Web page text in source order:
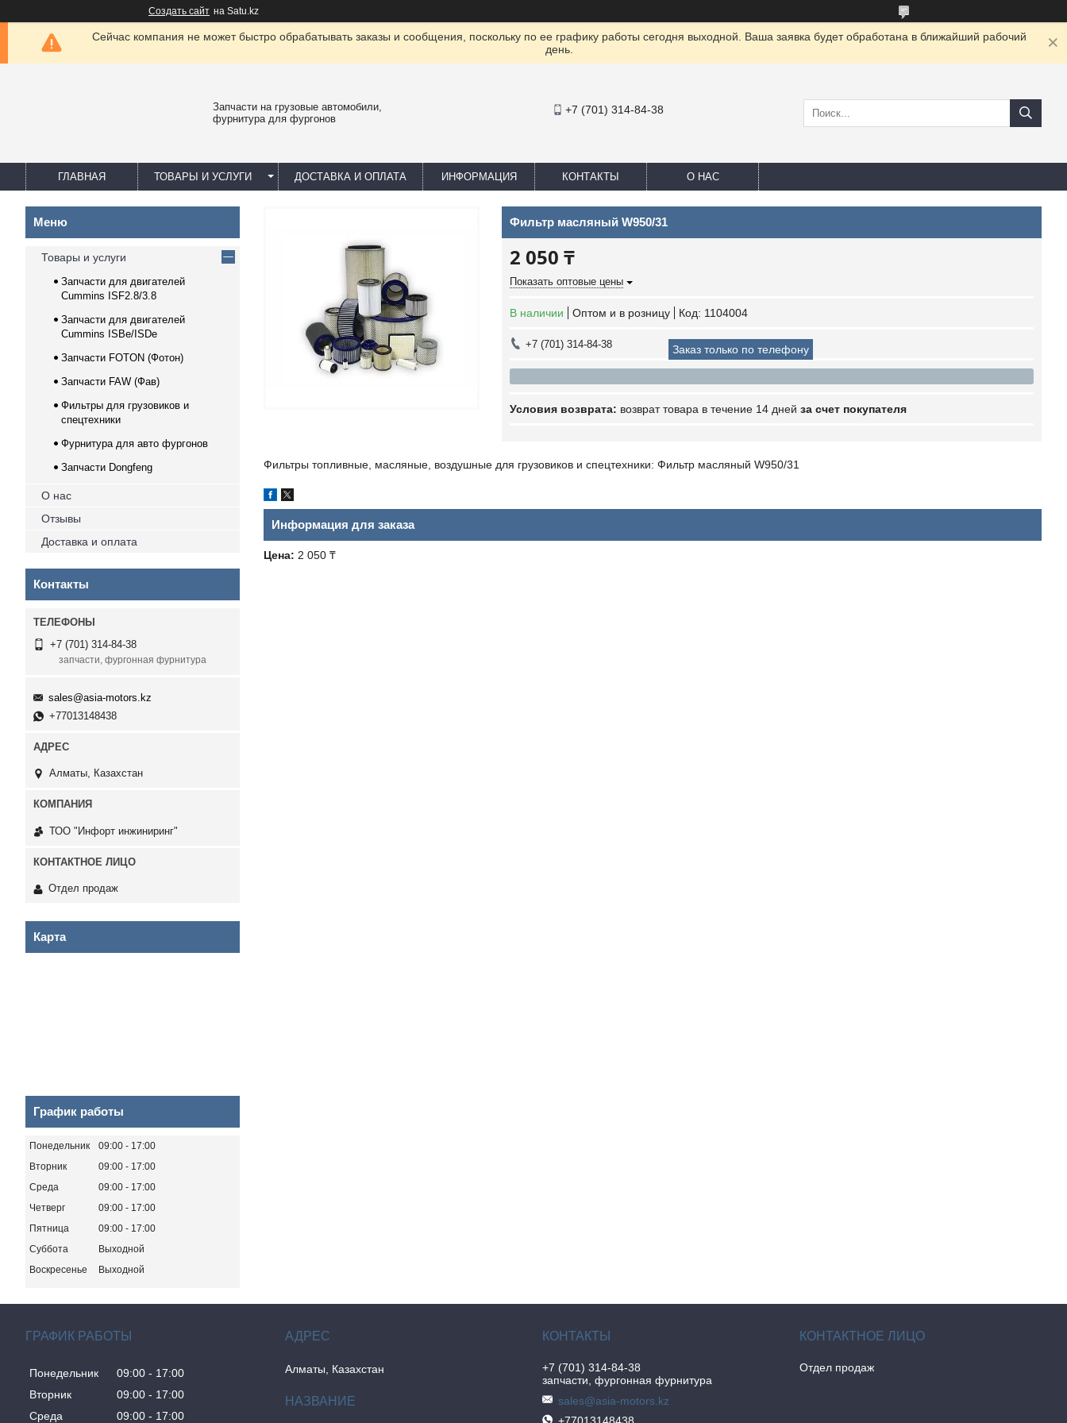
Создать сайт на Satu.kz
Сейчас компания не может быстро обрабатывать заказы и сообщения, поскольку по ее графику работы сегодня выходной. Ваша заявка будет обработана в ближайший рабочий
день.
Запчасти на грузовые автомобили,
фурнитура для фургонов
+7 (701) 314-84-38
ГЛАВНАЯ ТОВАРЫ И УСЛУГИ ДОСТАВКА И ОПЛАТА ИНФОРМАЦИЯ КОНТАКТЫ О НАС
Фильтр масляный W950/31
2 050 ₸
Показать оптовые цены
В наличии Оптом и в розницу Код: 1104004
+7 (701) 314-84-38 Заказ только по телефону
возврат товара в течение 14 дней за счет покупателя
Фильтры топливные, масляные, воздушные для грузовиков и спецтехники: Фильтр масляный W950/31
Информация для заказа
Цена: 2 050 ₸
Товары и услуги
Запчасти для двигателей
Cummins ISF2.8/3.8
Запчасти для двигателей
Cummins ISBe/ISDe
Запчасти FOTON (Фотон)
Запчасти FAW (Фав)
Фильтры для грузовиков и
спецтехники
Фурнитура для авто фургонов
Запчасти Dongfeng
О нас
Отзывы
Доставка и оплата
Контакты
+7 (701) 314-84-38
запчасти, фургонная фурнитура
sales@asia-motors.kz
+77013148438
Алматы, Казахстан
ТОО "Инфорт инжиниринг"
Отдел продаж
Карта
График работы
Понедельник 09:00
17:00
Вторник
09:00
17:00
Среда
09:00
17:00
Четверг
09:00
17:00
Пятница
09:00
17:00
Суббота
Выходной
Воскресенье
Выходной
ГРАФИК РАБОТЫ
Понедельник 09:00
17:00
Вторник
09:00
17:00
Среда
09:00 17:00
Алматы, Казахстан
+7 (701) 314-84-38
запчасти, фургонная фурнитура
sales@asia-motors.kz
Отдел продаж